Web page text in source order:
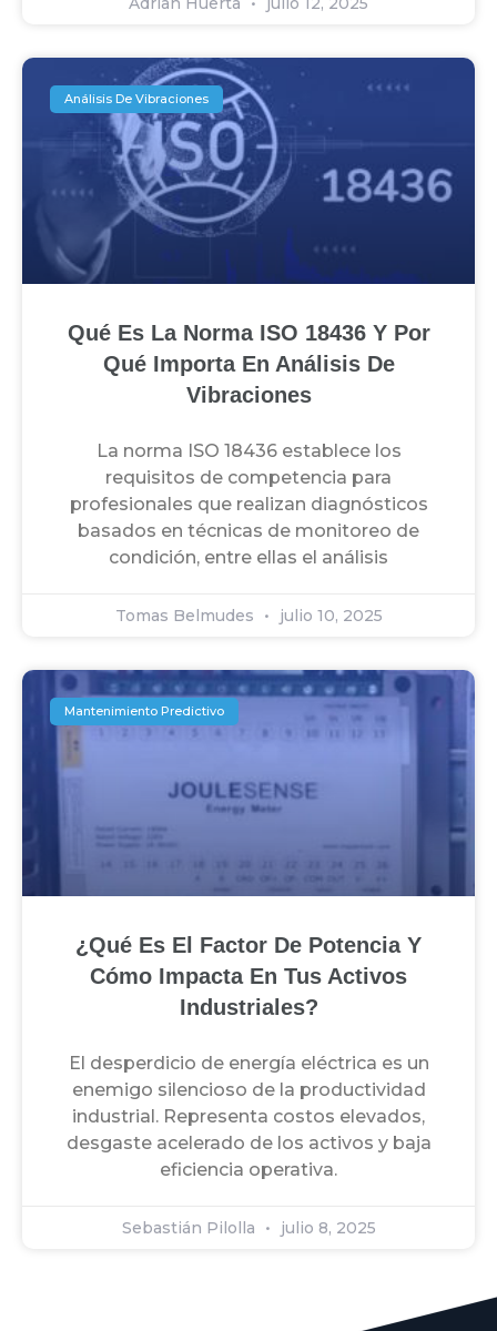
Análisis De Vibraciones
Qué Es La Norma ISO 18436 Y Por
Qué Importa En Análisis De
Vibraciones
La norma ISO 18436 establece los
requisitos de competencia para
profesionales que realizan diagnósticos
basados en técnicas de monitoreo de
condición, entre ellas el análisis
Tomas Belmudes julio 10, 2025
Mantenimiento Predictivo
¿Qué Es El Factor De Potencia Y
Cómo Impacta En Tus Activos
Industriales?
El desperdicio de energía eléctrica es un
enemigo silencioso de la productividad
industrial. Representa costos elevados,
desgaste acelerado de los activos y baja
eficiencia operativa.
Sebastián Pilolla julio 8, 2025